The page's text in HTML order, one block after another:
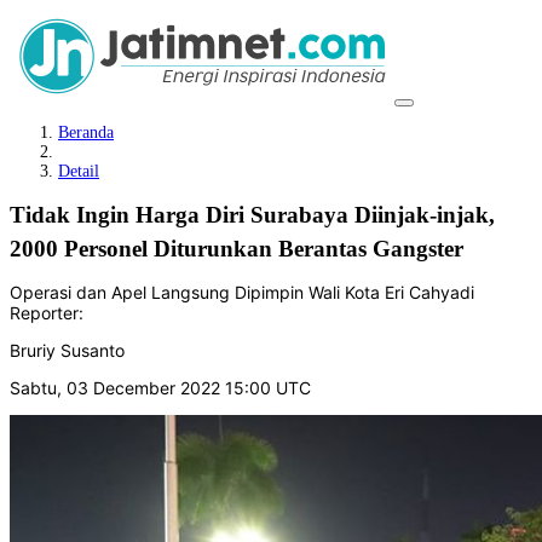
Beranda
Detail
Tidak Ingin Harga Diri Surabaya Diinjak-injak,
2000 Personel Diturunkan Berantas Gangster
Operasi dan Apel Langsung Dipimpin Wali Kota Eri Cahyadi
Reporter:
Bruriy Susanto
Sabtu, 03 December 2022 15:00 UTC